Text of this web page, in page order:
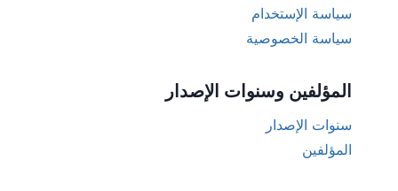
سياسة الإستخدام
سياسة الخصوصية
المؤلفين وسنوات الإصدار
سنوات الإصدار
المؤلفين